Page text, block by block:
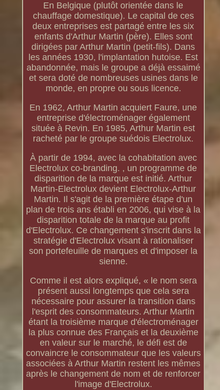
En Belgique (plutôt orientée dans le
chauffage domestique). Le capital de ces
deux entreprises est partagé entre les six
enfants d'Arthur Martin (père). Elles sont
dirigées par Arthur Martin (petit-fils). Dans
les années 1930, l'implantation hutoise. Est
abandonnée, mais le groupe a déjà essaimé
et sera doté de nombreuses usines dans le
monde, en propre ou sous licence.
En 1962, Arthur Martin acquiert Faure, une
entreprise d'électroménager également
située à Revin. En 1985, Arthur Martin est
racheté par le groupe suédois Electrolux.
À partir de 1994, avec la cohabitation avec
Electrolux co-branding. , un programme de
disparition de la marque est initié. Arthur
Martin-Electrolux devient Electrolux-Arthur
Martin. Il s'agit de la première étape d'un
plan de trois ans établi en 2006, qui vise à la
disparition totale de la marque au profit
d'Electrolux. Ce changement s'inscrit dans la
stratégie d'Electrolux visant à rationaliser
son portefeuille de marques et d'imposer la
sienne.
Comme il est alors expliqué, « le nom sera
présent aussi longtemps que cela sera
nécessaire pour assurer la transition dans
l'esprit des consommateurs. Arthur Martin
étant la troisième marque d'électroménager
la plus connue des Français et la deuxième
en valeur sur le marché, le défi est de
convaincre le consommateur que les valeurs
associées à Arthur Martin restent les mêmes
après le changement de nom et de renforcer
l'image d'Electrolux.